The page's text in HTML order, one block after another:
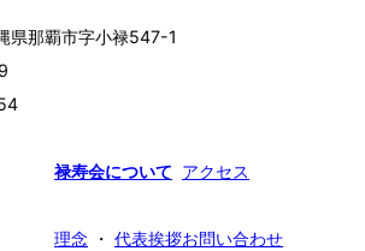
那覇市字小禄547-1
禄寿会について
理念 ・ 代表挨拶
アクセス
お問い合わせ